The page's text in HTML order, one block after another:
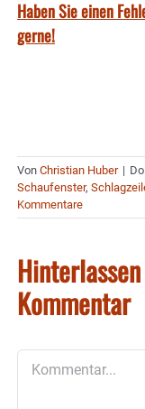
Haben Sie einen
gerne!
Von Christian Huber |
Schaufenster,
Kommentare
Kommentar